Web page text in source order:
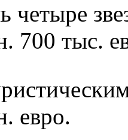
четыре
700 тыс.
евро.